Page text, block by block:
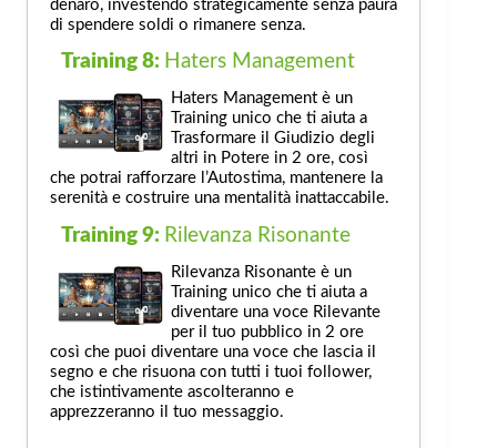
denaro, investendo strategicamente senza paura
di spendere soldi o rimanere senza.
Training 8: Haters Management
Haters Management è un
Training unico che ti aiuta a
Trasformare il Giudizio degli
altri in Potere in 2 ore, così
che potrai rafforzare l’Autostima, mantenere la
serenità e costruire una mentalità inattaccabile.
Training 9: Rilevanza Risonante
Rilevanza Risonante è un
Training unico che ti aiuta a
diventare una voce Rilevante
per il tuo pubblico in 2 ore
così che puoi diventare una voce che lascia il
segno e che risuona con tutti i tuoi follower,
che istintivamente ascolteranno e
apprezzeranno il tuo messaggio.